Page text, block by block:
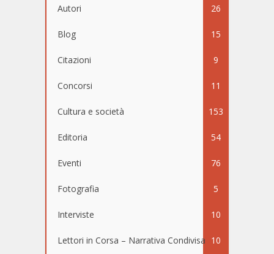
Autori 26
Blog 15
Citazioni 9
Concorsi 11
Cultura e società 153
Editoria 54
Eventi 76
Fotografia 5
Interviste 10
Lettori in Corsa – Narrativa Condivisa 10